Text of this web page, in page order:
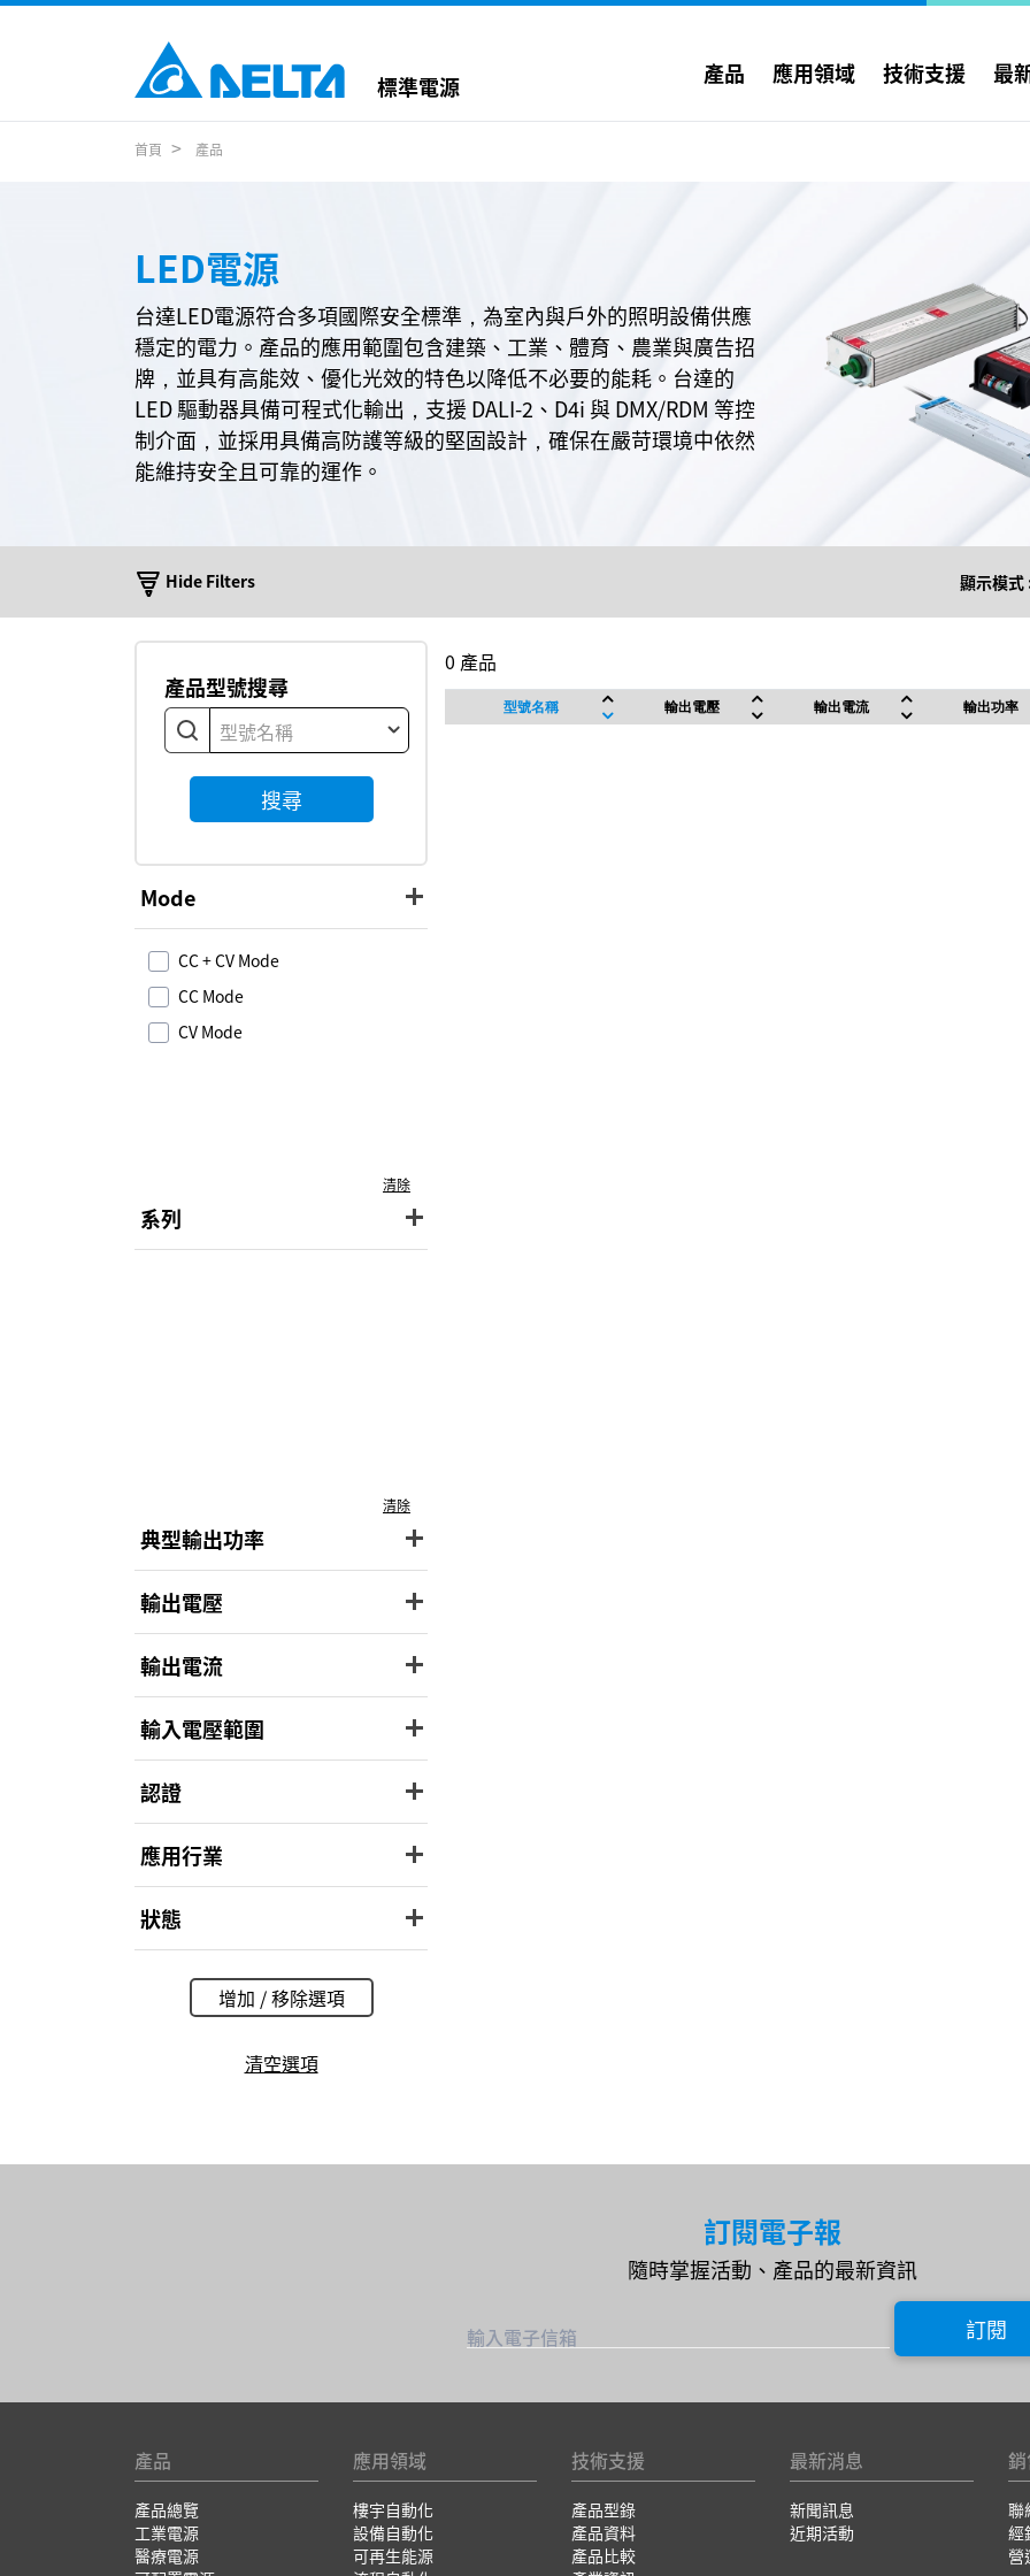
標準電源 產品 應用領域 技術支援 最
首頁 產品
LED電源
台達LED電源符合多項國際安全標準，為室內與戶外的照明設備供應
穩定的電力。產品的應用範圍包含建築、工業、體育、農業與廣告招
牌，並具有高能效、優化光效的特色以降低不必要的能耗。台達的
LED 驅動器具備可程式化輸出，支援 DALI-2、D4i 與 DMX/RDM 等控
制介面，並採用具備高防護等級的堅固設計，確保在嚴苛環境中依然
能維持安全且可靠的運作。
Hide Filters 顯示模式
產品型號搜尋
型號名稱
搜尋
Mode
CC + CV Mode
CC Mode
CV Mode
清除
系列
清除
典型輸出功率
輸出電壓
輸出電流
輸入電壓範圍
認證
應用行業
狀態
增加 / 移除選項
清空選項
0 產品
型號名稱 輸出電壓 輸出電流 輸出功率
訂閱電子報
隨時掌握活動、產品的最新資訊
輸入電子信箱 訂閱
產品
產品總覽
工業電源
醫療電源
應用領域
樓宇自動化
設備自動化
可再生能源
技術支援
產品型錄
產品資料
產品比較
最新消息
新聞訊息
近期活動
聯
經
營